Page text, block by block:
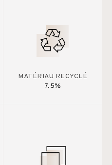
MATÉRIAU RECYCLÉ
7.5%